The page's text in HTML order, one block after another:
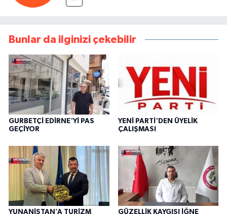
Bunlar da ilginizi çekebilir
GURBETÇİ EDİRNE'Yİ PAS
GEÇİYOR
YENİ PARTİ'DEN ÜYELİK
ÇALIŞMASI
YUNANİSTAN’A TURİZM GÜZELLİK KAYGISI İĞNE